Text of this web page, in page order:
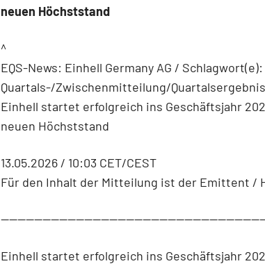
neuen Höchststand
^
EQS-News: Einhell Germany AG / Schlagwort(e):
Quartals-/Zwischenmitteilung/Quartalsergebnis
Einhell startet erfolgreich ins Geschäftsjahr
neuen Höchststand
13.05.2026 / 10:03 CET/CEST
Für den Inhalt der Mitteilung ist der Emittent /
Einhell startet erfolgreich ins Geschäftsjahr